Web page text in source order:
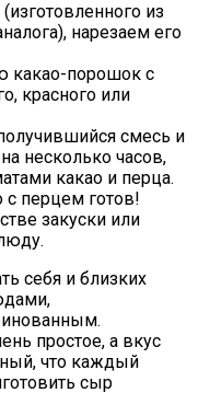
из
нарезаем его
какао-порошок с
красного или
смесь и
несколько часов,
какао и перца.
перцем готов!
закуски или
себя и близких
простое, а вкус
что каждый
сыр